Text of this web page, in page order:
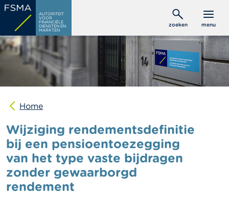
Overslaan
naar
de
inhoud
AUTORITEIT
VOOR
FINANCIËLE
DIENSTEN EN
MARKTEN
zoeken menu
C
s
u
m
t
n
P
r
o
f
e
s
s
i
Home
Wijziging rendementsdefinitie
bij een pensioentoezegging
van het type vaste bijdragen
zonder gewaarborgd
rendement